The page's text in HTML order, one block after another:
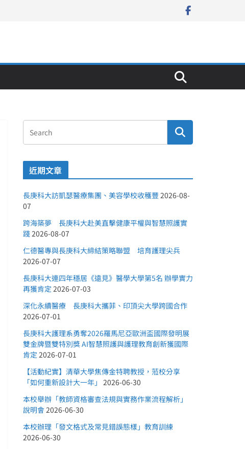
近期文章
長庚科大訪凱瑟醫療集團、美容學校收穫豐 2026-08-
07
跨海築夢 長庚科大赴美直擊健康平權與智慧照護實
踐2026-08-07
仁德醫專與長庚科大締結策略聯盟 培育護理尖兵
2026-07-07
長庚科大連四年穩居《遠見》醫學大學第5名 辦學實力
再獲肯定 2026-07-03
深化永續醫療 長庚科大攜菲、印頂尖大學跨國合作
2026-07-01
長庚科大護理系勇奪2026羅馬尼亞歐洲盃國際發明展
雙金牌暨雙特別獎 AI智慧照護與護理教育創新獲國際
肯定 2026-07-01
【活動紀實】清華大學焦傳金特聘教授，蒞校分享
「如何重新設計大一年」 2026-06-30
本校舉辦「教師資格審查法規與實務作業流程解析」
說明會2026-06-30
本校辦理「發文格式及常見錯誤態樣」教育訓練
2026-06-30